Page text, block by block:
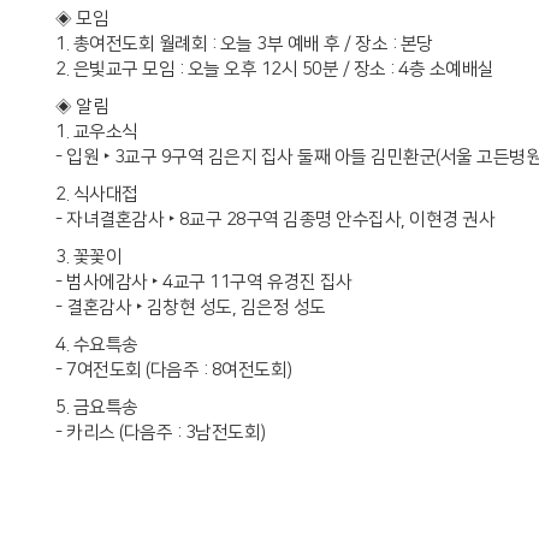
◈ 모임
1. 총여전도회 월례회 : 오늘 3부 예배 후 / 장소 : 본당
2. 은빛교구 모임 : 오늘 오후 12시 50분 / 장소 : 4층 소예배실
◈ 알림
1. 교우소식
- 입원 ‣ 3교구 9구역 김은지 집사 둘째 아들 김민환군(서울 고든병
2. 식사대접
- 자녀결혼감사 ‣ 8교구 28구역 김종명 안수집사, 이현경 권사
3. 꽃꽃이
- 범사에감사 ‣ 4교구 11구역 유경진 집사
- 결혼감사 ‣ 김창현 성도, 김은정 성도
4. 수요특송
- 7여전도회 (다음주 : 8여전도회)
5. 금요특송
- 카리스 (다음주 : 3남전도회)